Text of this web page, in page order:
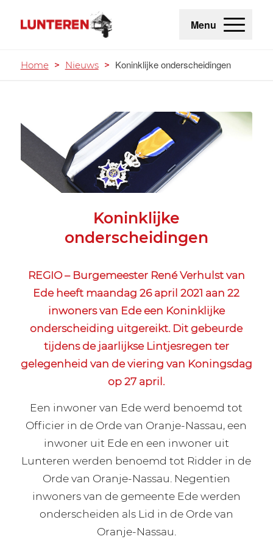
Menu
Home > Nieuws > Koninklijke onderscheidingen
Koninklijke
onderscheidingen
REGIO – Burgemeester René Verhulst van
Ede heeft maandag 26 april 2021 aan 22
inwoners van Ede een Koninklijke
onderscheiding uitgereikt. Dit gebeurde
tijdens de jaarlijkse Lintjesregen ter
gelegenheid van de viering van Koningsdag
op 27 april.
Een inwoner van Ede werd benoemd tot
Officier in de Orde van Oranje-Nassau, een
inwoner uit Ede en een inwoner uit
Lunteren werden benoemd tot Ridder in de
Orde van Oranje-Nassau. Negentien
inwoners van de gemeente Ede werden
onderscheiden als Lid in de Orde van
Oranje-Nassau.